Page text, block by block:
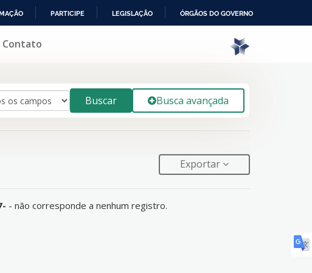
PARTICIPE LEGISLAÇÃO ÓRGÃOS DO GOVERNO
Contato
Buscar Busca avançada
Exportar
- não corresponde a nenhum registro.